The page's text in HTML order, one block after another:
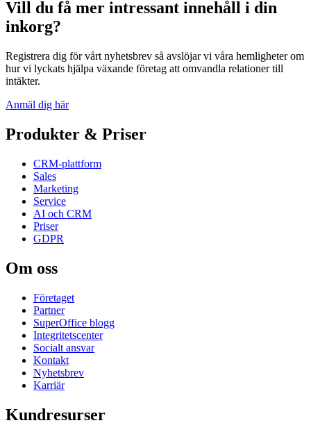
Vill du få mer intressant innehåll i din
inkorg?
Registrera dig för vårt nyhetsbrev så avslöjar vi våra hemligheter om
hur vi lyckats hjälpa växande företag att omvandla relationer till
intäkter.
Anmäl dig här
Produkter & Priser
CRM-plattform
Sales
Marketing
Service
AI och CRM
Priser
GDPR
Om oss
Företaget
Partner
SuperOffice blogg
Integritetscenter
Socialt ansvar
Kontakt
Nyhetsbrev
Karriär
Kundresurser